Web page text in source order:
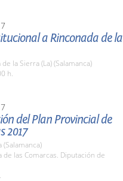
a Rinconada de la
de la Sierra (La) (Salamanca)
h.
del Plan Provincial de
2017
(Salamanca)
de las Comarcas. Diputación de